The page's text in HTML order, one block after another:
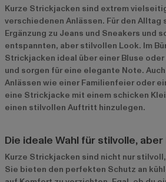
Kurze Strickjacken sind extrem
verschiedenen Anlässen. Für den
Ergänzung zu Jeans und Sneakers und
entspannten, aber stilvollen Look. Im
Strickjacken ideal über einer Bluse
und sorgen für eine elegante Note.
Anlässen wie einer Familienfeier oder
eine Strickjacke mit einem schicken
einen stilvollen Auftritt hinzulegen.
Die ideale Wahl für stilvolle,
Kurze Strickjacken sind nicht nur
Sie bieten den perfekten Schutz an